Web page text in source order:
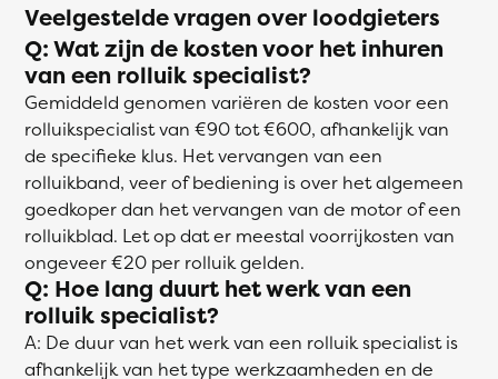
Veelgestelde vragen over loodgieters
Q: Wat zijn de kosten voor het inhuren
van een rolluik specialist?
Gemiddeld genomen variëren de kosten voor een
rolluikspecialist van €90 tot €600, afhankelijk van
de specifieke klus. Het vervangen van een
rolluikband, veer of bediening is over het algemeen
goedkoper dan het vervangen van de motor of een
rolluikblad. Let op dat er meestal voorrijkosten van
ongeveer €20 per rolluik gelden.
Q: Hoe lang duurt het werk van een
rolluik specialist?
A: De duur van het werk van een rolluik specialist is
afhankelijk van het type werkzaamheden en de